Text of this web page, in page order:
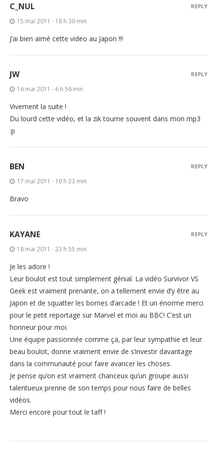
C_NUL
15 mai 2011 - 18 h 30 min
J’ai bien aimé cette video au Japon !!!
REPLY
JW
16 mai 2011 - 6 h 56 min
Vivement la suite !
Du lourd cette vidéo, et la zik tourne souvent dans mon mp3
:p
REPLY
BEN
17 mai 2011 - 10 h 23 min
Bravo
REPLY
KAYANE
18 mai 2011 - 23 h 55 min
Je les adore !
Leur boulot est tout simplement génial. La vidéo Survivor VS
Geek est vraiment prenante, on a tellement envie d’y être au
Japon et de squatter les bornes d’arcade ! Et un énorme merci
pour le petit reportage sur Marvel et moi au BBC! C’est un
honneur pour moi.
Une équipe passionnée comme ça, par leur sympathie et leur
beau boulot, donne vraiment envie de s’investir davantage
dans la communauté pour faire avancer les choses.
Je pense qu’on est vraiment chanceux qu’un groupe aussi
talentueux prenne de son temps pour nous faire de belles
vidéos.
Merci encore pour tout le taff !
REPLY